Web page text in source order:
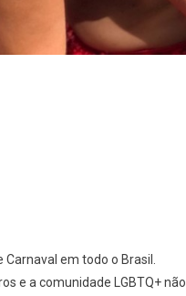
em todo o Brasil.
e a comunidade LGBTQ+ não